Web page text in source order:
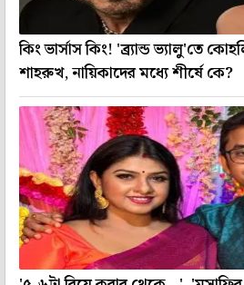
কিং ভার্সাস কিং! 'ব্র্যান্ড ভ্যালু'তে
শাহরুখ, নায়িকাদের মধ্যে শীর্ষে কে?